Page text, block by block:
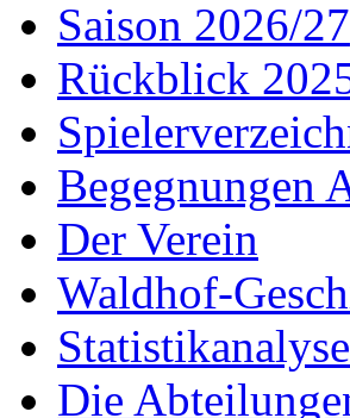
Saison 2026/27
Rückblick
Begegnungen
Der Verein
Waldhof-
Die